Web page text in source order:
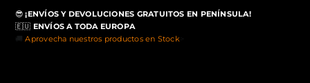
contenido
😎 ¡ENVÍOS Y DEVOLUCIONES GRATUITOS EN PENÍNSULA!
🇪🇺 ENVÍOS A TODA EUROPA
🚚Aprovecha nuestros productos en Stock>